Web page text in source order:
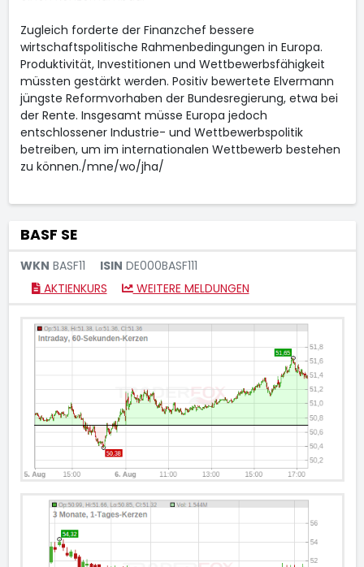
Zugleich forderte der Finanzchef bessere
wirtschaftspolitische Rahmenbedingungen in Europa.
Produktivität, Investitionen und Wettbewerbsfähigkeit
müssten gestärkt werden. Positiv bewertete Elvermann
jüngste Reformvorhaben der Bundesregierung, etwa bei
der Rente. Insgesamt müsse Europa jedoch
entschlossener Industrie- und Wettbewerbspolitik
betreiben, um im internationalen Wettbewerb bestehen
zu können./mne/wo/jha/
BASF SE
WKN BASF11 ISIN DE000BASF111
AKTIENKURS
WEITERE MELDUNGEN